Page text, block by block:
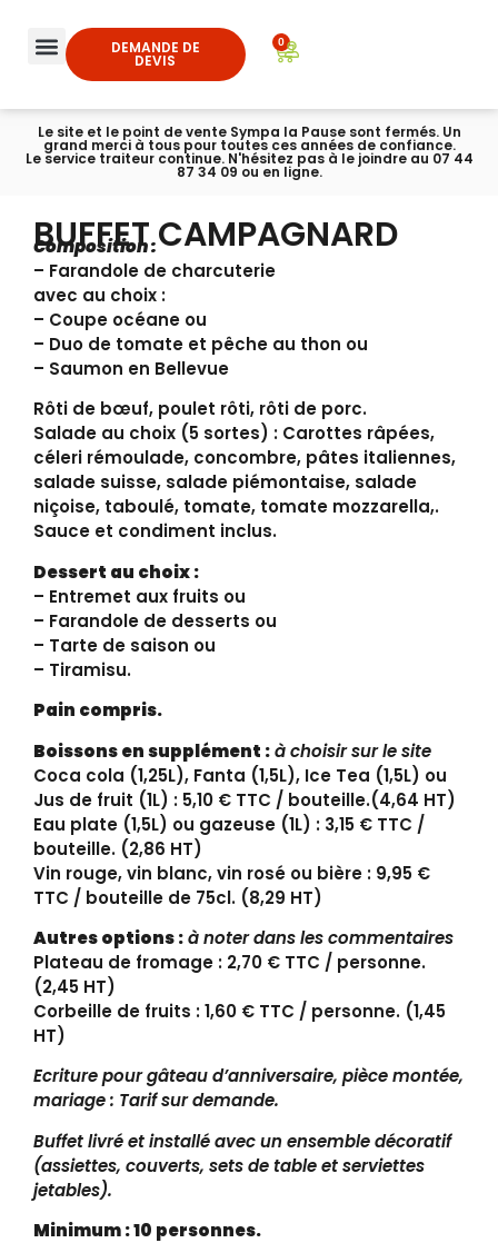
DEMANDE DE
DEVIS
0
Le site et le point de vente Sympa la Pause sont fermés. Un
grand merci à tous pour toutes ces années de confiance.
Le service traiteur continue. N'hésitez pas à le joindre au 07 44
87 34 09 ou en ligne.
BUFFET CAMPAGNARD
Composition :
– Farandole de charcuterie
avec au choix :
– Coupe océane ou
– Duo de tomate et pêche au thon ou
– Saumon en Bellevue
Rôti de bœuf, poulet rôti, rôti de porc.
Salade au choix (5 sortes) : Carottes râpées,
céleri rémoulade, concombre, pâtes italiennes,
salade suisse, salade piémontaise, salade
niçoise, taboulé, tomate, tomate mozzarella,.
Sauce et condiment inclus.
Dessert au choix :
– Entremet aux fruits ou
– Farandole de desserts ou
– Tarte de saison ou
– Tiramisu.
Pain compris.
Boissons en supplément :à choisir sur le site
Coca cola (1,25L), Fanta (1,5L), Ice Tea (1,5L) ou
Jus de fruit (1L) : 5,10 € TTC / bouteille.(4,64 HT)
Eau plate (1,5L) ou gazeuse (1L) : 3,15 € TTC /
bouteille. (2,86 HT)
Vin rouge, vin blanc, vin rosé ou bière : 9,95 €
TTC / bouteille de 75cl. (8,29 HT)
Autres options :à noter dans les commentaires
Plateau de fromage : 2,70 € TTC / personne.
(2,45 HT)
Corbeille de fruits : 1,60 € TTC / personne. (1,45
HT)
Ecriture pour gâteau d’anniversaire, pièce montée,
mariage : Tarif sur demande.
Buffet livré et installé avec un ensemble décoratif
(assiettes, couverts, sets de table et serviettes
jetables).
Minimum : 10 personnes.